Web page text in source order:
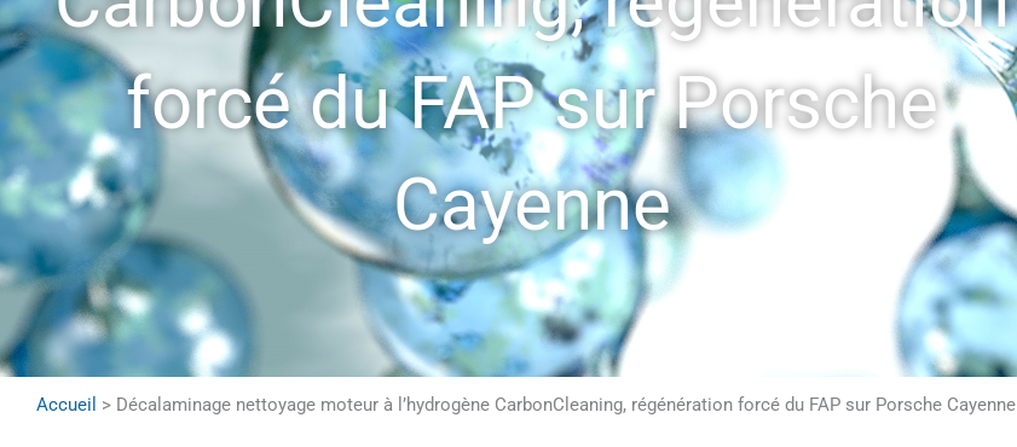
forcé du FAP sur Porsche
Cayenne
Accueil > Décalaminage nettoyage moteur à l’hydrogène CarbonCleaning, régénération forcé du FAP sur Porsche Cayenne